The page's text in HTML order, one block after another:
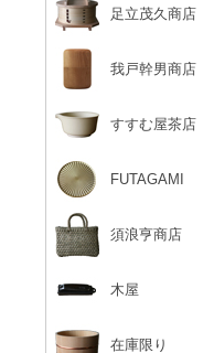
足立茂久商店
我戸幹男商店
すすむ屋茶店
FUTAGAMI
須浪亨商店
木屋
在庫限り